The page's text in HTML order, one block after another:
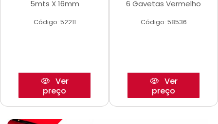
5mts X 16mm
Código: 52211
Ver
preço
6 Gavetas Vermelho
Código: 58536
Ver
preço